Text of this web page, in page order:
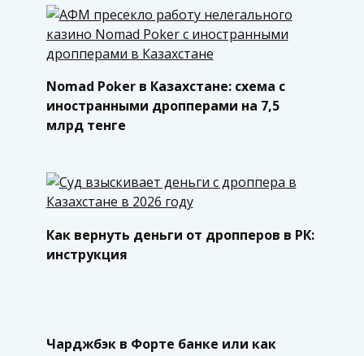
Nomad Poker в Казахстане: схема с
иностранными дропперами на 7,5
млрд тенге
Как вернуть деньги от дропперов в РК:
инструкция
Чарджбэк в Форте банке или как